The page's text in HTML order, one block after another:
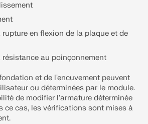
en flexion de la plaque et de
au poinçonnement
et de l'encuvement peuvent
ou déterminées par le module.
de modifier l'armature déterminée
ce cas, les vérifications sont mises à